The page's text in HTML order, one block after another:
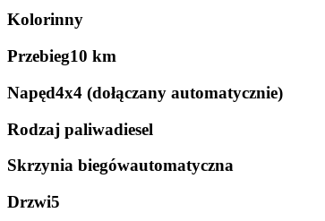
Kolorinny
Przebieg10 km
Napęd4x4 (dołączany automatycznie)
Rodzaj paliwadiesel
Skrzynia biegówautomatyczna
Drzwi5